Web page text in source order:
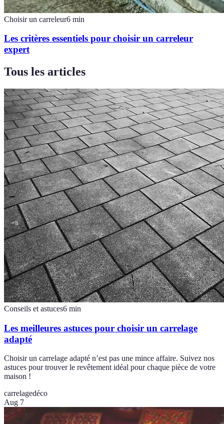
Choisir un carreleur6 min
Les critères essentiels pour choisir un carreleur
expert
Tous les articles
Conseils et astuces6 min
Les meilleures astuces pour choisir un carrelage
adapté
Choisir un carrelage adapté n’est pas une mince affaire. Suivez nos
astuces pour trouver le revêtement idéal pour chaque pièce de votre
maison !
carrelagedéco
Aug 7